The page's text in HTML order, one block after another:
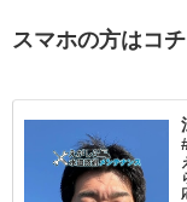
スマホの方はコ